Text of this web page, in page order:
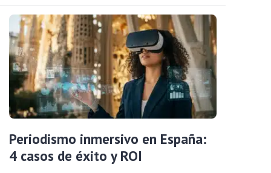
Periodismo inmersivo en España:
4 casos de éxito y ROI